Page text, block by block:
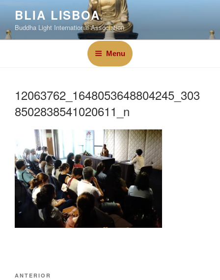
BLIA LISBOA
Buddha Light International Association
Menu
12063762_1648053648804245_303
8502838541020611_n
ANTERIOR